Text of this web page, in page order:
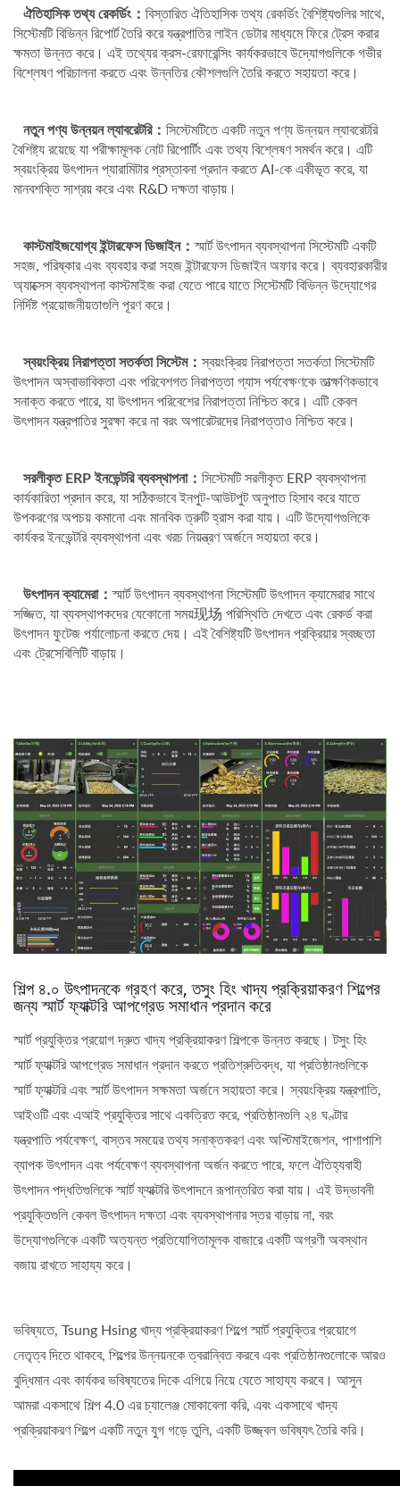
ঐতিহাসিক তথ্য রেকর্ডিং： বিস্তারিত ঐতিহাসিক তথ্য রেকর্ডিং বৈশিষ্ট্যগুলির সাথে,
সিস্টেমটি বিভিন্ন রিপোর্ট তৈরি করে যন্ত্রপাতির লাইন ডেটার মাধ্যমে ফিরে ট্রেস করার
ক্ষমতা উন্নত করে। এই তথ্যের ক্রস-রেফারেন্সিং কার্যকরভাবে উদ্যোগগুলিকে গভীর
বিশ্লেষণ পরিচালনা করতে এবং উন্নতির কৌশলগুলি তৈরি করতে সহায়তা করে।
নতুন পণ্য উন্নয়ন ল্যাবরেটরি： সিস্টেমটিতে একটি নতুন পণ্য উন্নয়ন ল্যাবরেটরি
বৈশিষ্ট্য রয়েছে যা পরীক্ষামূলক নোট রিপোর্টিং এবং তথ্য বিশ্লেষণ সমর্থন করে। এটি
স্বয়ংক্রিয় উৎপাদন প্যারামিটার প্রস্তাবনা প্রদান করতে AI-কে একীভূত করে, যা
মানবশক্তি সাশ্রয় করে এবং R&D দক্ষতা বাড়ায়।
কাস্টমাইজযোগ্য ইন্টারফেস ডিজাইন：স্মার্ট উৎপাদন ব্যবস্থাপনা সিস্টেমটি একটি
সহজ, পরিষ্কার এবং ব্যবহার করা সহজ ইন্টারফেস ডিজাইন অফার করে। ব্যবহারকারীর
অ্যাক্সেস ব্যবস্থাপনা কাস্টমাইজ করা যেতে পারে যাতে সিস্টেমটি বিভিন্ন উদ্যোগের
নির্দিষ্ট প্রয়োজনীয়তাগুলি পূরণ করে।
স্বয়ংক্রিয় নিরাপত্তা সতর্কতা সিস্টেম：স্বয়ংক্রিয় নিরাপত্তা সতর্কতা সিস্টেমটি
উৎপাদন অস্বাভাবিকতা এবং পরিবেশগত নিরাপত্তা গ্যাস পর্যবেক্ষণকে তাত্ক্ষণিকভাবে
সনাক্ত করতে পারে, যা উৎপাদন পরিবেশের নিরাপত্তা নিশ্চিত করে। এটি কেবল
উৎপাদন যন্ত্রপাতির সুরক্ষা করে না বরং অপারেটরদের নিরাপত্তাও নিশ্চিত করে।
সরলীকৃত ERP ইনভেন্টরি ব্যবস্থাপনা： সিস্টেমটি সরলীকৃত ERP ব্যবস্থাপনা
কার্যকারিতা প্রদান করে, যা সঠিকভাবে ইনপুট-আউটপুট অনুপাত হিসাব করে যাতে
উপকরণের অপচয় কমানো এবং মানবিক ত্রুটি হ্রাস করা যায়। এটি উদ্যোগগুলিকে
কার্যকর ইনভেন্টরি ব্যবস্থাপনা এবং খরচ নিয়ন্ত্রণ অর্জনে সহায়তা করে।
উৎপাদন ক্যামেরা：স্মার্ট উৎপাদন ব্যবস্থাপনা সিস্টেমটি উৎপাদন ক্যামেরার সাথে
সজ্জিত, যা ব্যবস্থাপকদের যেকোনো সময়现场 পরিস্থিতি দেখতে এবং রেকর্ড করা
উৎপাদন ফুটেজ পর্যালোচনা করতে দেয়। এই বৈশিষ্ট্যটি উৎপাদন প্রক্রিয়ার স্বচ্ছতা
এবং ট্রেসেবিলিটি বাড়ায়।
শিল্প ৪.০ উৎপাদনকে গ্রহণ করে, তসুং হিং খাদ্য প্রক্রিয়াকরণ শিল্পের
জন্য স্মার্ট ফ্যাক্টরি আপগ্রেড সমাধান প্রদান করে
স্মার্ট প্রযুক্তির প্রয়োগ দ্রুত খাদ্য প্রক্রিয়াকরণ শিল্পকে উন্নত করছে। টসুং হিং
স্মার্ট ফ্যাক্টরি আপগ্রেড সমাধান প্রদান করতে প্রতিশ্রুতিবদ্ধ, যা প্রতিষ্ঠানগুলিকে
স্মার্ট ফ্যাক্টরি এবং স্মার্ট উৎপাদন সক্ষমতা অর্জনে সহায়তা করে। স্বয়ংক্রিয় যন্ত্রপাতি,
আইওটি এবং এআই প্রযুক্তির সাথে একত্রিত করে, প্রতিষ্ঠানগুলি ২৪ ঘণ্টার
যন্ত্রপাতি পর্যবেক্ষণ, বাস্তব সময়ের তথ্য সনাক্তকরণ এবং অপ্টিমাইজেশন, পাশাপাশি
ব্যাপক উৎপাদন এবং পর্যবেক্ষণ ব্যবস্থাপনা অর্জন করতে পারে, ফলে ঐতিহ্যবাহী
উৎপাদন পদ্ধতিগুলিকে স্মার্ট ফ্যাক্টরি উৎপাদনে রূপান্তরিত করা যায়। এই উদ্ভাবনী
প্রযুক্তিগুলি কেবল উৎপাদন দক্ষতা এবং ব্যবস্থাপনার স্তর বাড়ায় না, বরং
উদ্যোগগুলিকে একটি অত্যন্ত প্রতিযোগিতামূলক বাজারে একটি অগ্রণী অবস্থান
বজায় রাখতে সাহায্য করে।
ভবিষ্যতে, Tsung Hsing খাদ্য প্রক্রিয়াকরণ শিল্পে স্মার্ট প্রযুক্তির প্রয়োগে
নেতৃত্ব দিতে থাকবে, শিল্পের উন্নয়নকে ত্বরান্বিত করবে এবং প্রতিষ্ঠানগুলোকে আরও
বুদ্ধিমান এবং কার্যকর ভবিষ্যতের দিকে এগিয়ে নিয়ে যেতে সাহায্য করবে। আসুন
আমরা একসাথে শিল্প 4.0 এর চ্যালেঞ্জ মোকাবেলা করি, এবং একসাথে খাদ্য
প্রক্রিয়াকরণ শিল্পে একটি নতুন যুগ গড়ে তুলি, একটি উজ্জ্বল ভবিষ্যৎ তৈরি করি।